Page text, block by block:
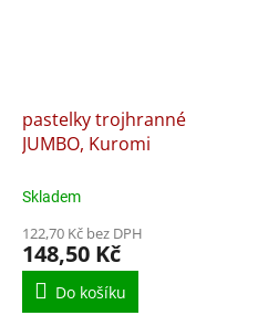
pastelky trojhranné
JUMBO, Kuromi
Skladem
122,70 Kč bez DPH
148,50 Kč
Do košíku